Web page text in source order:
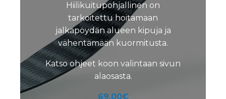
Hiilikuitupohjallinen on
tarkoitettu hoitamaan
jalkapöydän alueen kipuja ja
vähentämään kuormitusta.
Katso ohjeet koon valintaan sivun
alaosasta.
69,00€